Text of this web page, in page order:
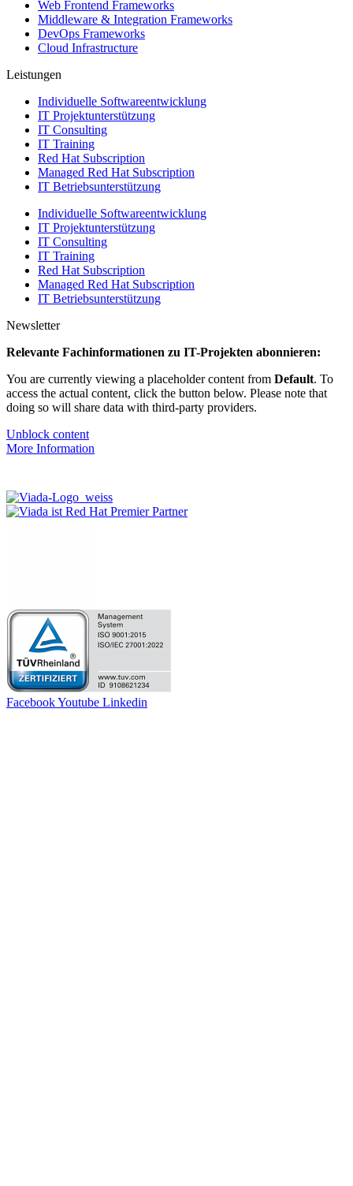
Web Frontend Frameworks
Middleware & Integration Frameworks
DevOps Frameworks
Cloud Infrastructure
Leistungen
Individuelle Softwareentwicklung
IT Projektunterstützung
IT Consulting
IT Training
Red Hat Subscription
Managed Red Hat Subscription
IT Betriebsunterstützung
Individuelle Softwareentwicklung
IT Projektunterstützung
IT Consulting
IT Training
Red Hat Subscription
Managed Red Hat Subscription
IT Betriebsunterstützung
Newsletter
Relevante Fachinformationen zu IT-Projekten abonnieren:
You are currently viewing a placeholder content from Default. To
access the actual content, click the button below. Please note that
doing so will share data with third-party providers.
Unblock content
More Information
FacebookYoutube Linkedin